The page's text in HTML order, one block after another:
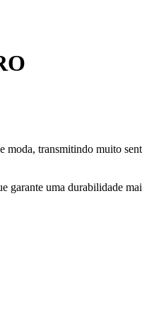
moda, transmitindo muito
uma durabilidade